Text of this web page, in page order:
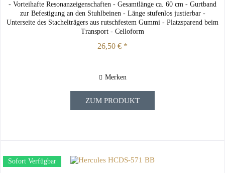
- Vorteihafte Resonanzeigenschaften - Gesamtlänge ca. 60 cm - Gurtband
zur Befestigung an den Stuhlbeinen - Länge stufenlos justierbar -
Unterseite des Stachelträgers aus rutschfestem Gummi - Platzsparend beim
Transport - Celloform
26,50 € *
Merken
ZUM PRODUKT
Sofort Verfügbar